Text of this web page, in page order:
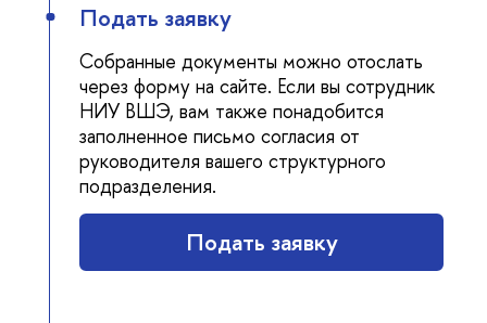
Подать заявку
Собранные документы можно отослать
через форму на сайте. Если вы сотрудник
НИУ ВШЭ, вам также понадобится
заполненное письмо согласия от
руководителя вашего структурного
подразделения.
Подать заявку